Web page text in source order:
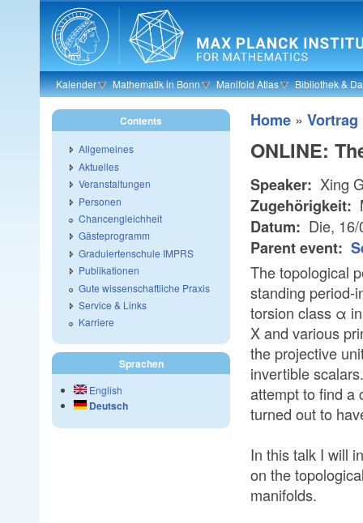
Skip to main content
Kalender Mathematik in Bonn Manifold Atlas Bibliothek &
Home » Vortrag
ONLINE:
Speaker: Xing
Zugehörigkeit:
Datum: Die,
Parent event:
The topological
standing period-
torsion class α
X and various
the projective
invertible
attempt to find a
turned out to
In this talk I will
on the
manifolds.
Contents
Allgemeines
Aktuelles
Veranstaltungen
Personen
Chancengleichheit
Gästeprogramm
Graduiertenschule IMPRS
Publikationen
Gute wissenschaftliche Praxis
Service & Links
Karriere
Sprachen
English
Deutsch